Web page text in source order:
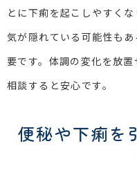
とに下痢を起こしやすく
気が隠れている可能性も
要です。体調の変化を放
相談すると安心です。
便秘や下痢を